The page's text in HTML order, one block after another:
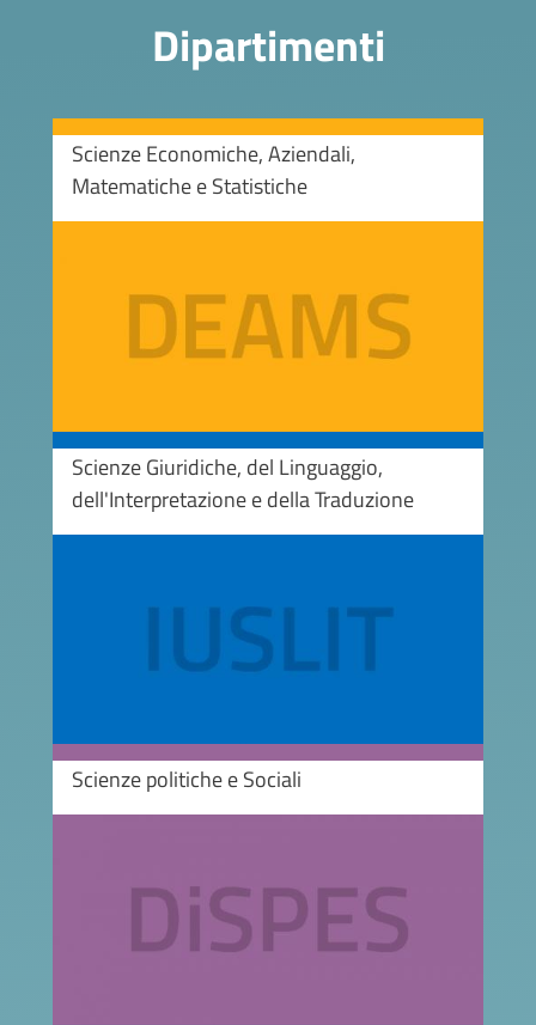
Dipartimenti
Scienze Economiche, Aziendali,
Matematiche e Statistiche
Scienze Giuridiche, del Linguaggio,
dell'Interpretazione e della Traduzione
Scienze politiche e Sociali